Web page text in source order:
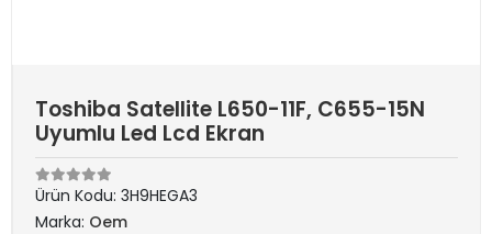
Toshiba Satellite L650-11F, C655-15N
Uyumlu Led Lcd Ekran
Ürün Kodu: 3H9HEGA3
Marka: Oem